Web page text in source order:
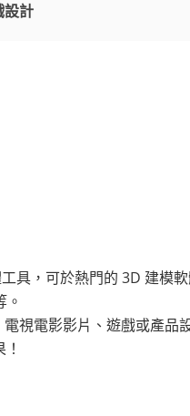
設計
具，可於熱門的 3D 建模
視電影影片、遊戲或產品